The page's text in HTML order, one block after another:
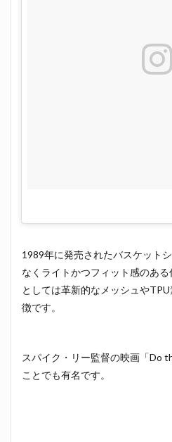
1989年に発売されたバスケット
なくライトかつフィット感のあ
としては革新的なメッシュや
徴です。
スパイク・リー監督の映画「Do
ことでも有名です。